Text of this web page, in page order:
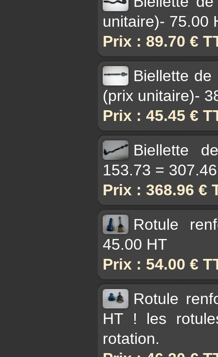
unitaire)- 75.00
Prix : 89.70 €
Biellette de
(prix unitaire)-
Prix : 45.45 €
Biellette
153.73 =
Prix : 368.96 €
Rotule
45.00 HT
Prix : 54.00 €
Rotule
HT ! les
rotation.